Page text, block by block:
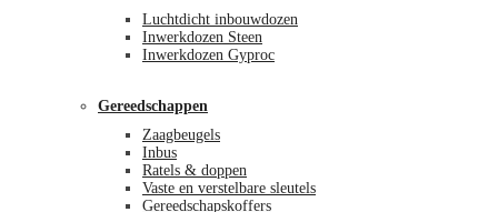
Luchtdicht inbouwdozen
Inwerkdozen Steen
Inwerkdozen Gyproc
Gereedschappen
Zaagbeugels
Inbus
Ratels & doppen
Vaste en verstelbare sleutels
Gereedschapskoffers